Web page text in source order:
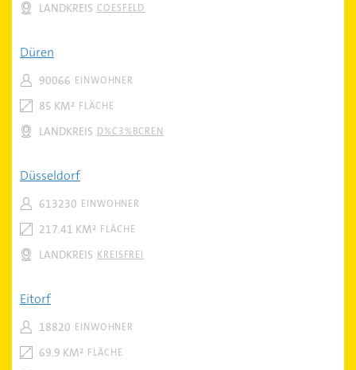
COESFELD
LANDKREIS
Düren
EINWOHNER
90066
FLÄCHE
85 KM²
D%C3%BCREN
LANDKREIS
Düsseldorf
EINWOHNER
613230
FLÄCHE
217.41 KM²
KREISFREI
LANDKREIS
Eitorf
EINWOHNER
18820
FLÄCHE
69.9 KM²